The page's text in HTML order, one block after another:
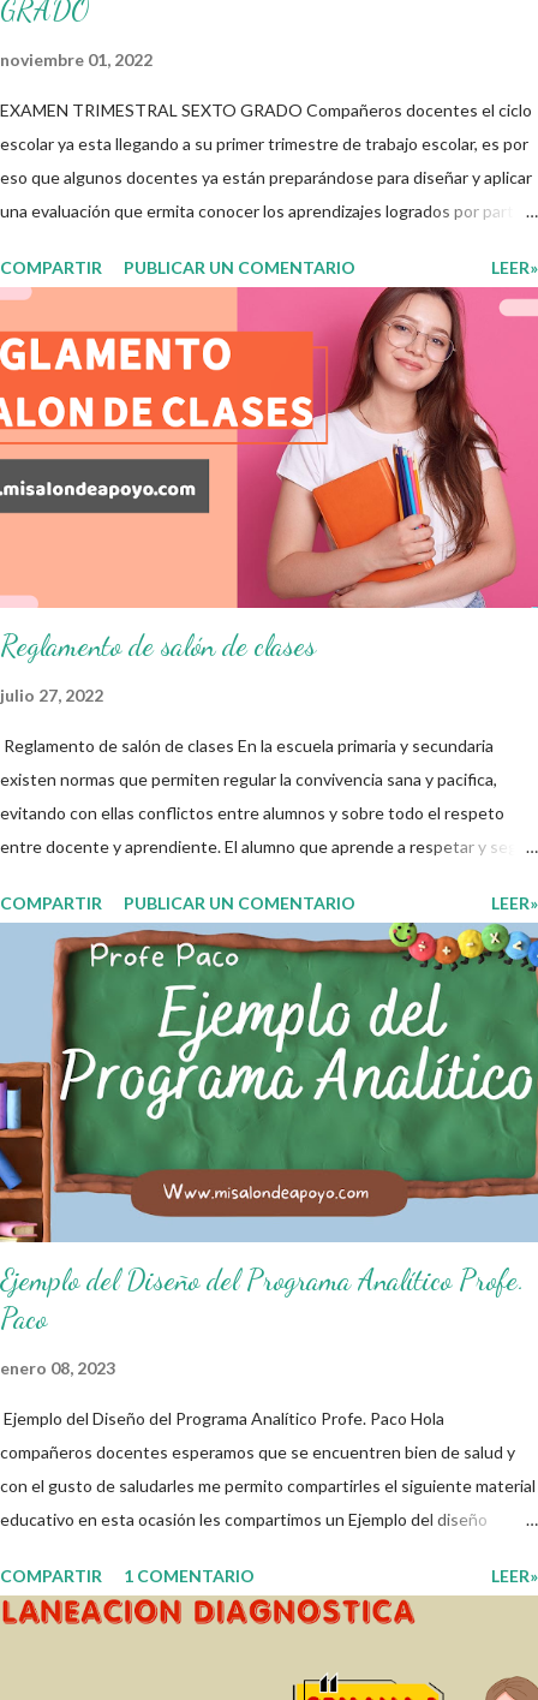
GRADO
noviembre 01, 2022
EXAMEN TRIMESTRAL SEXTO GRADO Compañeros docentes el ciclo
escolar ya esta llegando a su primer trimestre de trabajo escolar, es por
eso que algunos docentes ya están preparándose para diseñar y aplicar
una evaluación que ermita conocer los aprendizajes logrados por parte
para evaluar las diferentes asignaturas que sus alumnos cursaron
durante este ciclo escolar, permitiendo obtener un mayor panorama de
los aprendizajes claves que sus nuevos aprendientes ya lograron
alcanzar y de aquellos que aun necesitan consolidar. Esto con la
finalidad de que elaboramos un plan de intervención adecuado para
atender las necesidades que nuestro grupo requiera de acuerdo a los
resultados del examen trimestral que apliquemos. Sin mas que decir les
damos las gracias para seguir apoyándonos en este nuevo blog
educativo y gracias por su preferencia. Recuerden que todo material
COMPARTIR PUBLICAR UN COMENTARIO LEER»
Reglamento de salón de clases
julio 27, 2022
Reglamento de salón de clases En la escuela primaria y secundaria
existen normas que permiten regular la convivencia sana y pacifica,
evitando con ellas conflictos entre alumnos y sobre todo el respeto
entre docente y aprendiente. El alumno que aprende a respetar y seguir
entiende las consecuencias de sus acciones, es por eso que el objetivo
fundamental de las normas de clases o reglamento de aula buscan
formar aprendientes que desde pequeños, entiendan, analizan y
practiquen las grandes responsabilidades que conlleva ser un buen
ciudadano. A continuación les compartimos algunos ejemplos de reglas
de salón de clases: 1. Cumplo con mis tareas y trabajos. 2. Cuidado mi
higiene personal. 3. Levanto la mano para hablar. 4. Pido permiso para
ir al baño 5. Deposito la basura en su lugar. 6. Cumplo con mis útiles
esc...
COMPARTIR PUBLICAR UN COMENTARIO LEER»
Ejemplo del Diseño del Programa Analítico Profe.
Paco
enero 08, 2023
Ejemplo del Diseño del Programa Analítico Profe. Paco Hola
compañeros docentes esperamos que se encuentren bien de salud y
con el gusto de saludarles me permito compartirles el siguiente material
educativo en esta ocasión les compartimos un Ejemplo del diseño
fortalecer los procesos de enseñanza y aprendizaje para que los
alumnos alcacen los niveles de logro educativo. Gracias por seguir a
diferentes materiales que hacen que todo esto sea posible,
COMPARTIR 1 COMENTARIO LEER»